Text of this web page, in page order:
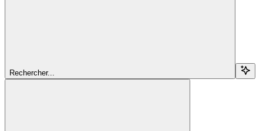
Rechercher...